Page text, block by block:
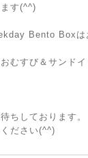
す(^^)
Bento Boxは
むすび＆サンドイ
ちしております。
ださい(^^)